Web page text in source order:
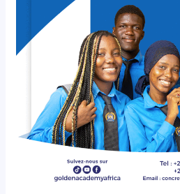
Cotonou
aux
d’avenir